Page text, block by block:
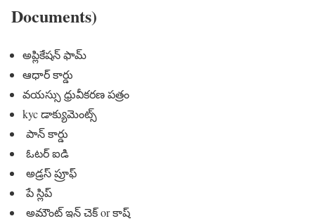
Documents)
అప్లికేషన్ ఫామ్
ఆధార్ కార్డు
వయస్సు ధ్రువీకరణ పత్రం
kyc డాక్యుమెంట్స్
పాన్ కార్డు
ఓటర్ ఐడి
అడ్రస్ ప్రూఫ్
పే స్లిప్
అమౌంట్ ఇన్ చెక్ or కాష్